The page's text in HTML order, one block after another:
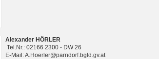
Alexander HÖRLER
Tel.Nr.: 02166 2300 - DW 26
E-Mail: A.Hoerler@parndorf.bgld.gv.at